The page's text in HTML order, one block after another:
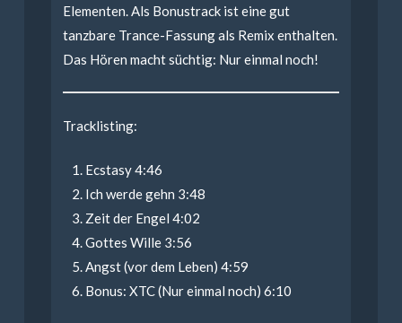
Elementen. Als Bonustrack ist eine gut
tanzbare Trance-Fassung als Remix enthalten.
Das Hören macht süchtig: Nur einmal noch!
Tracklisting:
Ecstasy 4:46
Ich werde gehn 3:48
Zeit der Engel 4:02
Gottes Wille 3:56
Angst (vor dem Leben) 4:59
Bonus: XTC (Nur einmal noch) 6:10